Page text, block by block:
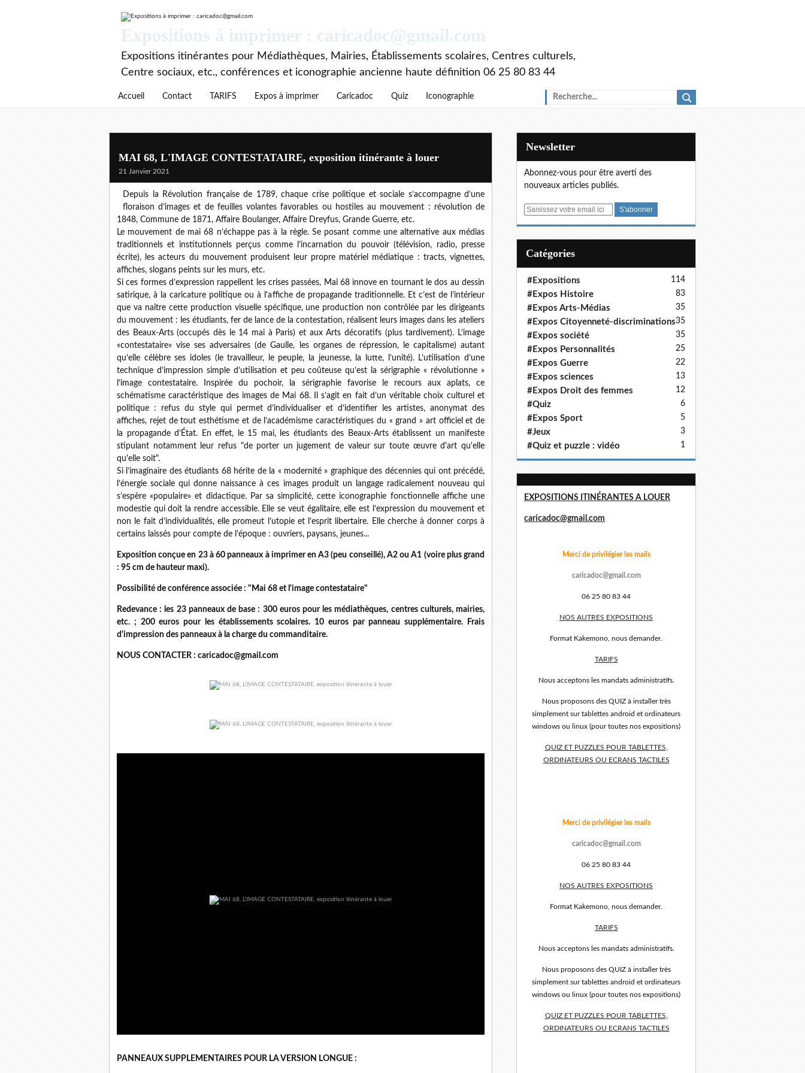
Expositions à imprimer : caricadoc@gmail.com
Expositions itinérantes pour Médiathèques, Mairies, Établissements scolaires, Centres culturels,
Centre sociaux, etc., conférences et iconographie ancienne haute définition 06 25 80 83 44
Accueil Contact TARIFS Expos à imprimer Caricadoc Quiz Iconographie
MAI 68, L'IMAGE CONTESTATAIRE, exposition itinérante à louer
21 Janvier 2021
Depuis la Révolution française de 1789, chaque crise politique et sociale s’accompagne d’une
floraison d’images et de feuilles volantes favorables ou hostiles au mouvement : révolution de
1848, Commune de 1871, Affaire Boulanger, Affaire Dreyfus, Grande Guerre, etc.
Le mouvement de mai 68 n’échappe pas à la règle. Se posant comme une alternative aux médias
traditionnels et institutionnels perçus comme l’incarnation du pouvoir (télévision, radio, presse
écrite), les acteurs du mouvement produisent leur propre matériel médiatique : tracts, vignettes,
affiches, slogans peints sur les murs, etc.
Si ces formes d’expression rappellent les crises passées, Mai 68 innove en tournant le dos au dessin
satirique, à la caricature politique ou à l'affiche de propagande traditionnelle. Et c’est de l’intérieur
que va naître cette production visuelle spécifique, une production non contrôlée par les dirigeants
du mouvement : les étudiants, fer de lance de la contestation, réalisent leurs images dans les ateliers
des Beaux-Arts (occupés dès le 14 mai à Paris) et aux Arts décoratifs (plus tardivement). L’image
«contestataire» vise ses adversaires (de Gaulle, les organes de répression, le capitalisme) autant
qu’elle célèbre ses idoles (le travailleur, le peuple, la jeunesse, la lutte, l’unité). L’utilisation d’une
technique d’impression simple d’utilisation et peu coûteuse qu’est la sérigraphie « révolutionne »
l’image contestataire. Inspirée du pochoir, la sérigraphie favorise le recours aux aplats, ce
schématisme caractéristique des images de Mai 68. Il s’agit en fait d’un véritable choix culturel et
politique : refus du style qui permet d’individualiser et d’identifier les artistes, anonymat des
affiches, rejet de tout esthétisme et de l’académisme caractéristiques du « grand » art officiel et de
la propagande d’État. En effet, le 15 mai, les étudiants des Beaux-Arts établissent un manifeste
stipulant notamment leur refus "de porter un jugement de valeur sur toute œuvre d'art qu'elle
qu'elle soit".
Si l’imaginaire des étudiants 68 hérite de la « modernité » graphique des décennies qui ont précédé,
l’énergie sociale qui donne naissance à ces images produit un langage radicalement nouveau qui
s’espère «populaire» et didactique. Par sa simplicité, cette iconographie fonctionnelle affiche une
modestie qui doit la rendre accessible. Elle se veut égalitaire, elle est l’expression du mouvement et
non le fait d’individualités, elle promeut l’utopie et l’esprit libertaire. Elle cherche à donner corps à
certains laissés pour compte de l’époque : ouvriers, paysans, jeunes...
Exposition conçue en 23 à 60 panneaux à imprimer en A3 (peu conseillé), A2 ou A1 (voire plus grand
: 95 cm de hauteur maxi).
Possibilité de conférence associée : "Mai 68 et l'image contestataire"
Redevance : les 23 panneaux de base : 300 euros pour les médiathèques, centres culturels, mairies,
etc. ; 200 euros pour les établissements scolaires. 10 euros par panneau supplémentaire. Frais
d'impression des panneaux à la charge du commanditaire.
NOUS CONTACTER : caricadoc@gmail.com
PANNEAUX SUPPLEMENTAIRES POUR LA VERSION LONGUE :
Newsletter
Abonnez-vous pour être averti des
nouveaux articles publiés.
E
Catégories
#Expositions 114
#Expos Histoire 83
#Expos Arts-Médias 35
#Expos Citoyenneté-discriminations35
#Expos société 35
#Expos Personnalités 25
#Expos Guerre 22
#Expos sciences 13
#Expos Droit des femmes 12
#Quiz 6
#Expos Sport 5
#Jeux 3
#Quiz et puzzle : vidéo 1
EXPOSITIONS ITINÉRANTES A LOUER
caricadoc@gmail.com
Merci de privilégier les mails
caricadoc@gmail.com
06 25 80 83 44
NOS AUTRES EXPOSITIONS
Format Kakemono, nous demander.
TARIFS
Nous acceptons les mandats administratifs.
Nous proposons des QUIZ à installer très
simplement sur tablettes android et ordinateurs
windows ou linux (pour toutes nos expositions)
QUIZ ET PUZZLES POUR TABLETTES,
ORDINATEURS OU ECRANS TACTILES
Merci de privilégier les mails
caricadoc@gmail.com
06 25 80 83 44
NOS AUTRES EXPOSITIONS
Format Kakemono, nous demander.
TARIFS
Nous acceptons les mandats administratifs.
Nous proposons des QUIZ à installer très
simplement sur tablettes android et ordinateurs
windows ou linux (pour toutes nos expositions)
QUIZ ET PUZZLES POUR TABLETTES,
ORDINATEURS OU ECRANS TACTILES